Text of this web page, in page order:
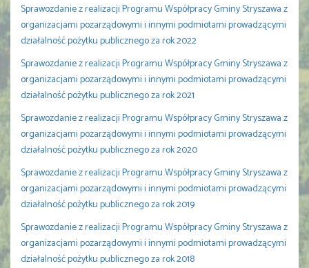
Sprawozdanie z realizacji Programu Współpracy Gminy Stryszawa z
organizacjami pozarządowymi i innymi podmiotami prowadzącymi
działalność pożytku publicznego za rok 2022
Sprawozdanie z realizacji Programu Współpracy Gminy Stryszawa z
organizacjami pozarządowymi i innymi podmiotami prowadzącymi
działalność pożytku publicznego za rok 2021
Sprawozdanie z realizacji Programu Współpracy Gminy Stryszawa z
organizacjami pozarządowymi i innymi podmiotami prowadzącymi
działalność pożytku publicznego za rok 2020
Sprawozdanie z realizacji Programu Współpracy Gminy Stryszawa z
organizacjami pozarządowymi i innymi podmiotami prowadzącymi
działalność pożytku publicznego za rok 2019
Sprawozdanie z realizacji Programu Współpracy Gminy Stryszawa z
organizacjami pozarządowymi i innymi podmiotami prowadzącymi
działalność pożytku publicznego za rok 2018